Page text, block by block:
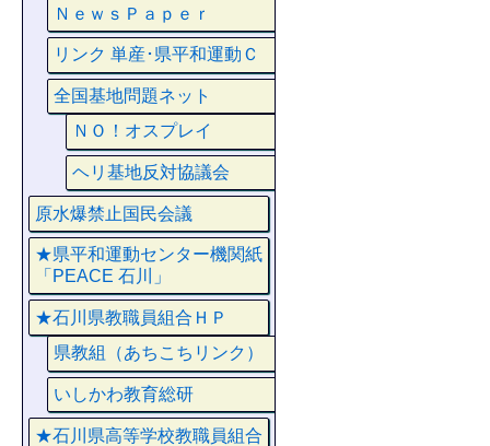
ＮｅｗｓＰａｐｅｒ
リンク 単産･県平和運動Ｃ
全国基地問題ネット
ＮＯ！オスプレイ
ヘリ基地反対協議会
原水爆禁止国民会議
★県平和運動センター機関紙
「PEACE 石川」
★石川県教職員組合ＨＰ
県教組（あちこちリンク）
いしかわ教育総研
★石川県高等学校教職員組合